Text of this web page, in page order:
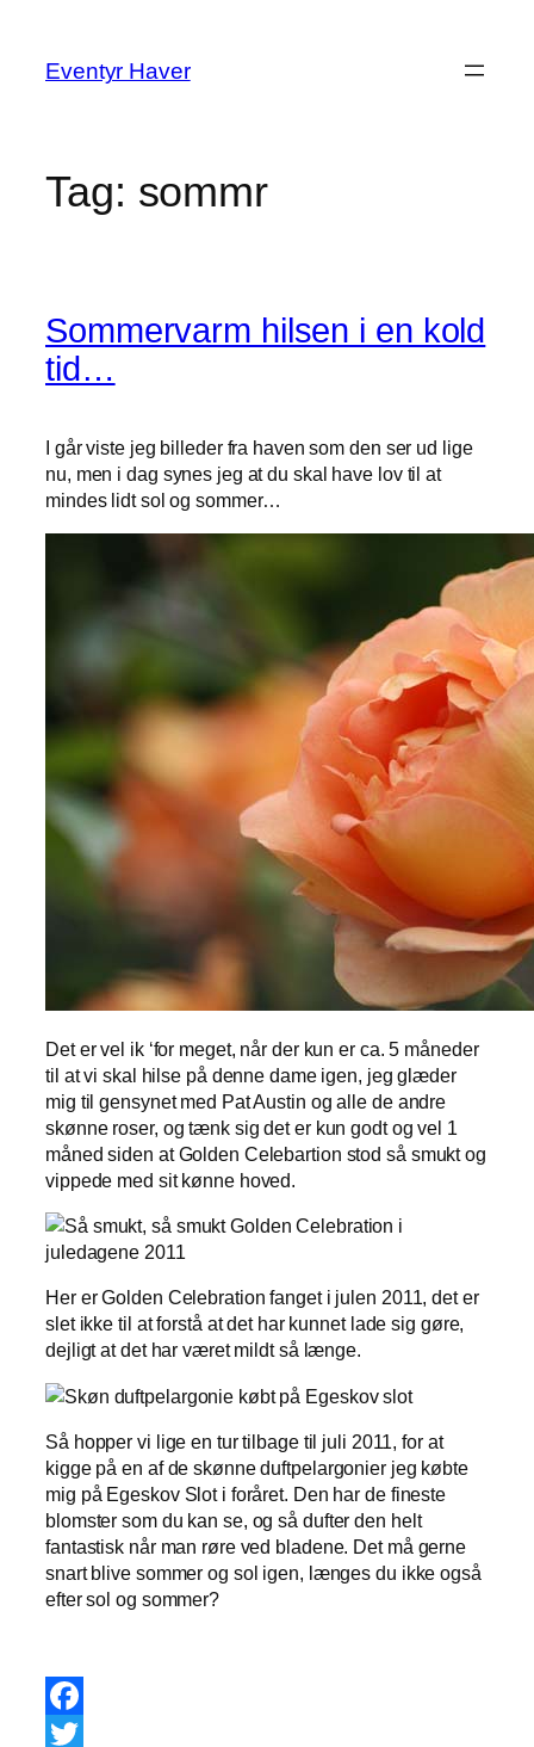
indhold
Eventyr Haver
Tag: sommr
Sommervarm hilsen i en kold
tid…
I går viste jeg billeder fra haven som den ser ud lige
nu, men i dag synes jeg at du skal have lov til at
mindes lidt sol og sommer…
Det er vel ik ‘for meget, når der kun er ca. 5 måneder
til at vi skal hilse på denne dame igen, jeg glæder
mig til gensynet med Pat Austin og alle de andre
skønne roser, og tænk sig det er kun godt og vel 1
måned siden at Golden Celebartion stod så smukt og
vippede med sit kønne hoved.
Her er Golden Celebration fanget i julen 2011, det er
slet ikke til at forstå at det har kunnet lade sig gøre,
dejligt at det har været mildt så længe.
Så hopper vi lige en tur tilbage til juli 2011, for at
kigge på en af de skønne duftpelargonier jeg købte
mig på Egeskov Slot i foråret. Den har de fineste
blomster som du kan se, og så dufter den helt
fantastisk når man røre ved bladene. Det må gerne
snart blive sommer og sol igen, længes du ikke også
efter sol og sommer?
Facebook